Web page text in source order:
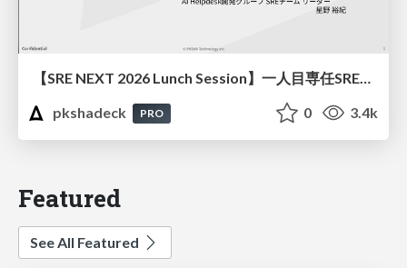
【SRE NEXT 2026 Lunch Session】一人目専任SREの立ち上げを加速する ― AIと進めたオンボーディングで2分を0.04秒にした話
pkshadeck
PRO 0 3.4k
Featured
See All Featured